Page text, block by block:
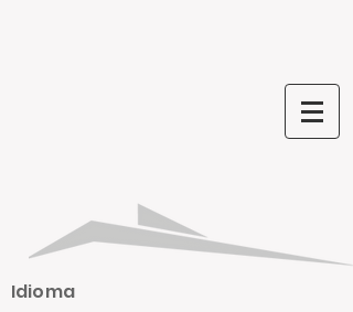
Idioma